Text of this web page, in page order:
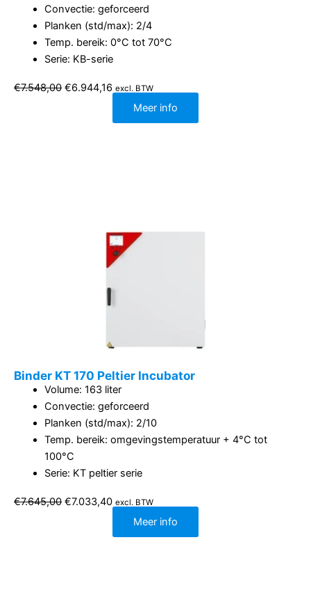
Convectie: geforceerd
Planken (std/max): 2/4
Temp. bereik: 0°C tot 70°C
Serie: KB-serie
€7.548,00 Oorspronkelijke
€6.944,16 Huidige
prijs
€6.944,16.
excl. BTW
Meer info
Binder KT 170 Peltier Incubator
Volume: 163 liter
Convectie: geforceerd
Planken (std/max): 2/10
Temp. bereik: omgevingstemperatuur + 4°C tot
100°C
Serie: KT peltier serie
€7.645,00 Oorspronkelijke
€7.033,40Huidige
prijs
€7.033,40.
excl. BTW
Meer info